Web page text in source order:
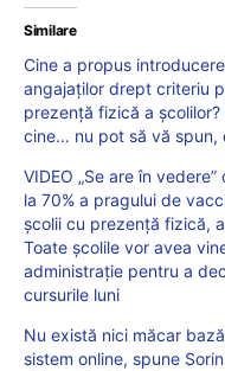
Similare
Cine a propus
angajaților drept criteriu
prezență fizică a
cine… nu pot să vă spun,
VIDEO „Se are în
la 70% a pragului de
școlii cu prezență fizică,
Toate școlile vor avea
administrație pentru a
cursurile luni
Nu există nici măcar
sistem online, spune